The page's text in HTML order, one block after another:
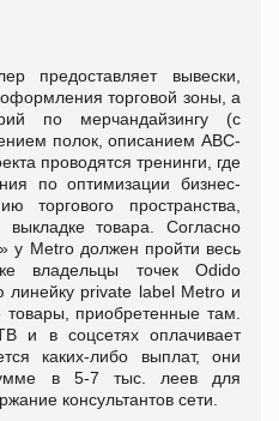
предоставляет вывески,
торговой зоны, а
по мерчандайзингу (с
полок, описанием ABC-
проводятся тренинги, где
по оптимизации бизнес-
торгового пространства,
товара. Согласно
у Metro должен пройти весь
владельцы точек Odido
линейку private label Metro и
приобретенные там.
и в соцсетях оплачивает
каких-либо выплат, они
в 5-7 тыс. леев для
консультантов сети.